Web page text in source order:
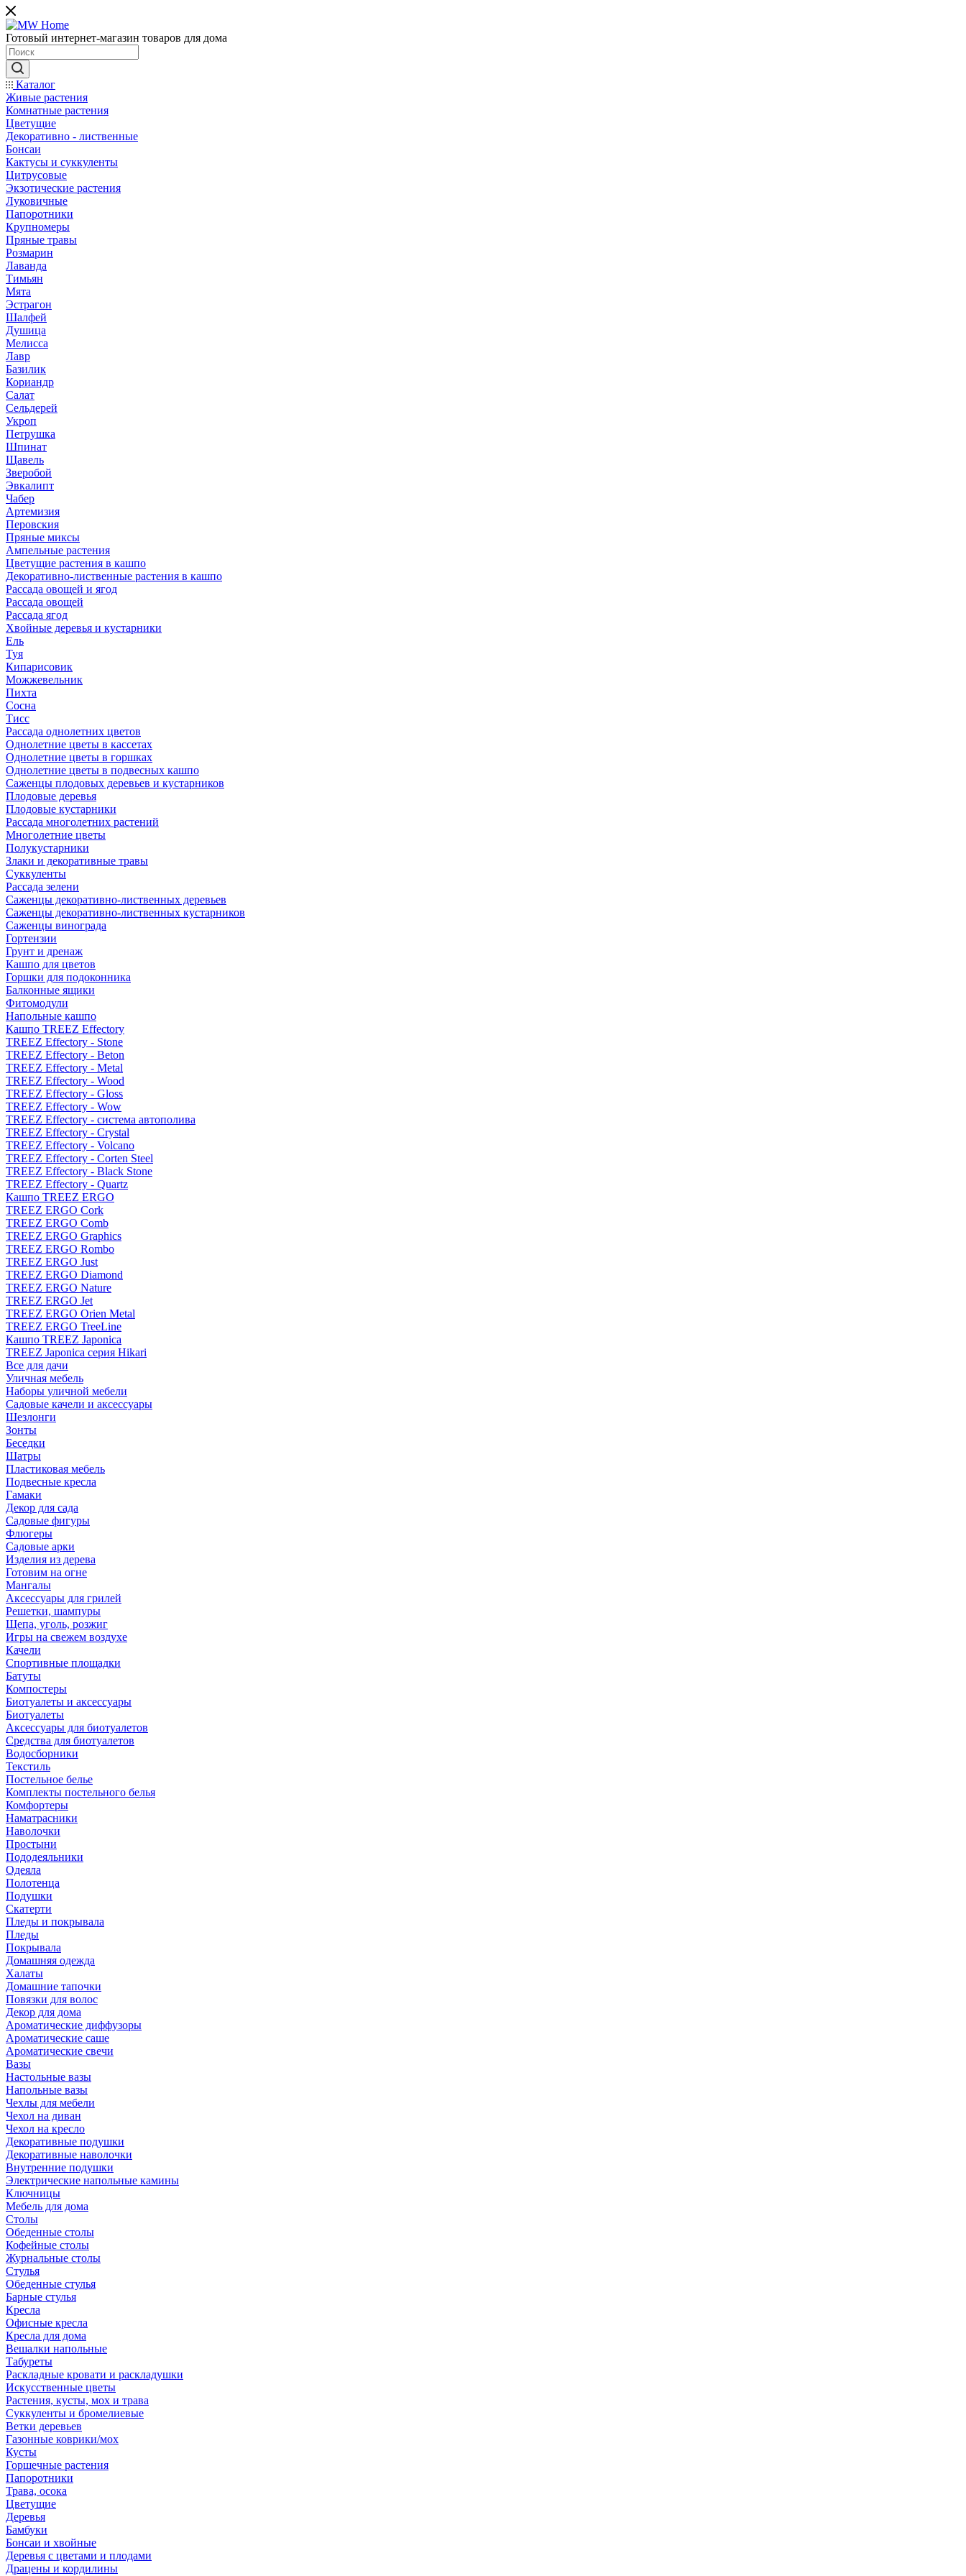
Готовый интернет-магазин товаров для дома
Каталог
Живые растения
Комнатные растения
Цветущие
Декоративно - лиственные
Бонсаи
Кактусы и суккуленты
Цитрусовые
Экзотические растения
Луковичные
Папоротники
Крупномеры
Пряные травы
Розмарин
Лаванда
Тимьян
Мята
Эстрагон
Шалфей
Душица
Мелисса
Лавр
Базилик
Кориандр
Салат
Сельдерей
Укроп
Петрушка
Шпинат
Щавель
Зверобой
Эвкалипт
Чабер
Артемизия
Перовския
Пряные миксы
Ампельные растения
Цветущие растения в кашпо
Декоративно-лиственные растения в кашпо
Рассада овощей и ягод
Рассада овощей
Рассада ягод
Хвойные деревья и кустарники
Ель
Туя
Кипарисовик
Можжевельник
Пихта
Сосна
Тисc
Рассада однолетних цветов
Однолетние цветы в кассетах
Однолетние цветы в горшках
Однолетние цветы в подвесных кашпо
Саженцы плодовых деревьев и кустарников
Плодовые деревья
Плодовые кустарники
Рассада многолетних растений
Многолетние цветы
Полукустарники
Злаки и декоративные травы
Суккуленты
Рассада зелени
Саженцы декоративно-лиственных деревьев
Саженцы декоративно-лиственных кустарников
Саженцы винограда
Гортензии
Грунт и дренаж
Кашпо для цветов
Горшки для подоконника
Балконные ящики
Фитомодули
Напольные кашпо
Кашпо TREEZ Effectory
TREEZ Effectory - Stone
TREEZ Effectory - Beton
TREEZ Effectory - Metal
TREEZ Effectory - Wood
TREEZ Effectory - Gloss
TREEZ Effectory - Wow
TREEZ Effectory - система автополива
TREEZ Effectory - Crystal
TREEZ Effectory - Volcano
TREEZ Effectory - Corten Steel
TREEZ Effectory - Black Stone
TREEZ Effectory - Quartz
Кашпо TREEZ ERGO
TREEZ ERGO Cork
TREEZ ERGO Comb
TREEZ ERGO Graphics
TREEZ ERGO Rombo
TREEZ ERGO Just
TREEZ ERGO Diamond
TREEZ ERGO Nature
TREEZ ERGO Jet
TREEZ ERGO Orien Metal
TREEZ ERGO TreeLine
Кашпо TREEZ Japonica
TREEZ Japonica серия Hikari
Все для дачи
Уличная мебель
Наборы уличной мебели
Садовые качели и аксессуары
Шезлонги
Зонты
Беседки
Шатры
Пластиковая мебель
Подвесные кресла
Гамаки
Декор для сада
Садовые фигуры
Флюгеры
Садовые арки
Изделия из дерева
Готовим на огне
Мангалы
Аксессуары для грилей
Решетки, шампуры
Щепа, уголь, розжиг
Игры на свежем воздухе
Качели
Спортивные площадки
Батуты
Компостеры
Биотуалеты и аксессуары
Биотуалеты
Аксессуары для биотуалетов
Средства для биотуалетов
Водосборники
Текстиль
Постельное белье
Комплекты постельного белья
Комфортеры
Наматрасники
Наволочки
Простыни
Пододеяльники
Одеяла
Полотенца
Подушки
Скатерти
Пледы и покрывала
Пледы
Покрывала
Домашняя одежда
Халаты
Домашние тапочки
Повязки для волос
Декор для дома
Ароматические диффузоры
Ароматические саше
Ароматические свечи
Вазы
Настольные вазы
Напольные вазы
Чехлы для мебели
Чехол на диван
Чехол на кресло
Декоративные подушки
Декоративные наволочки
Внутренние подушки
Электрические напольные камины
Ключницы
Мебель для дома
Столы
Обеденные столы
Кофейные столы
Журнальные столы
Стулья
Обеденные стулья
Барные стулья
Кресла
Офисные кресла
Кресла для дома
Вешалки напольные
Табуреты
Раскладные кровати и раскладушки
Искусственные цветы
Растения, кусты, мох и трава
Суккуленты и бромелиевые
Ветки деревьев
Газонные коврики/мох
Кусты
Горшечные растения
Папоротники
Трава, осока
Цветущие
Деревья
Бамбуки
Бонсаи и хвойные
Деревья с цветами и плодами
Драцены и кордилины